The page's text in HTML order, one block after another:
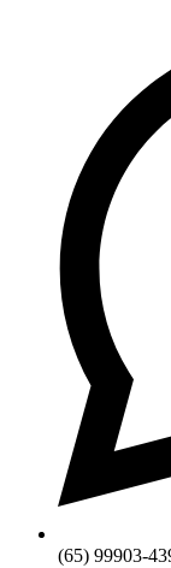
(65) 99903-